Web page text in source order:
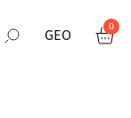
GEO
0